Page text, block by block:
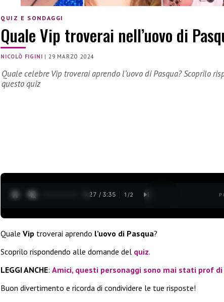
QUIZ E SONDAGGI
Quale Vip troverai nell’uovo di
NICOLÒ FIGINI | 29 MARZO 2024
Quale celebre Vip troverai aprendo l’uovo di Pasqua? Scoprilo
questo quiz
0:28 / 3:35 1 /2
Quale Vip troverai aprendo l’uovo di Pasqua?
Scoprilo rispondendo alle domande del quiz.
LEGGI ANCHE: Amici, questi personaggi sono mai stati prof di
Buon divertimento e ricorda di condividere le tue risposte!